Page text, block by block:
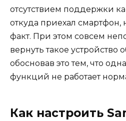
отсутствием поддержки
откуда приехал смартфон,
факт. При этом совсем
вернуть такое устройство
обосновав это тем, что
функций не работает
Как настроить